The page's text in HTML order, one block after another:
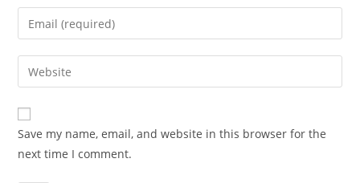
name
comment
Enter
your
email
address
comment
Enter
your
website
URL
(optional)
Save my name, email, and website in this browser for the
next time I comment.